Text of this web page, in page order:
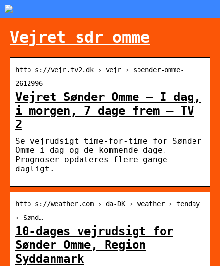
Vejret sdr omme
http s://vejr.tv2.dk › vejr › soender-omme-
2612996
Vejret Sønder Omme – I dag,
i morgen, 7 dage frem – TV
2
Se vejrudsigt time-for-time for Sønder
Omme i dag og de kommende dage.
Prognoser opdateres flere gange
dagligt.
http s://weather.com › da-DK › weather › tenday
› Sønd…
10-dages vejrudsigt for
Sønder Omme, Region
Syddanmark